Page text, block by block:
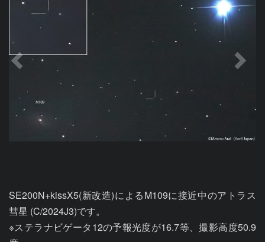
SE200N+kissX5(新改造)によるM109に接近中のアトラス
彗星 (C/2024J3)です。
※ステラナビゲータ12の予報光度が16.7等、撮影高度50.9